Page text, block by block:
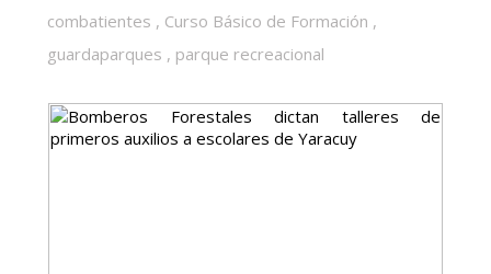
combatientes , Curso Básico de Formación ,
guardaparques , parque recreacional